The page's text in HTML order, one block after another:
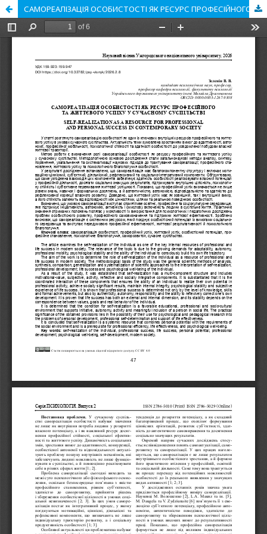
САМОРЕАЛІЗАЦІЯ ОСОБИСТОСТІ ЯК РЕСУРС ПРОФЕСІЙНОГО ТА ЖИТТЄВОГО УСПІХУ У СУЧАСНОМУ СУСПІЛЬСТВІ